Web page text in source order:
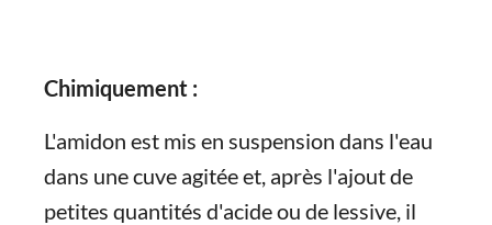
Chimiquement :
L'amidon est mis en suspension dans l'eau
dans une cuve agitée et, après l'ajout de
petites quantités d'acide ou de lessive, il